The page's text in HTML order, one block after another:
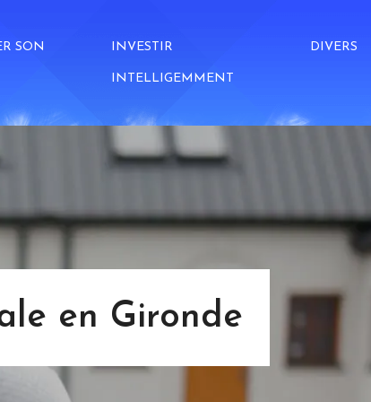
SON INVESTIR
INTELLIGEMMENT
DIVERS
en Gironde